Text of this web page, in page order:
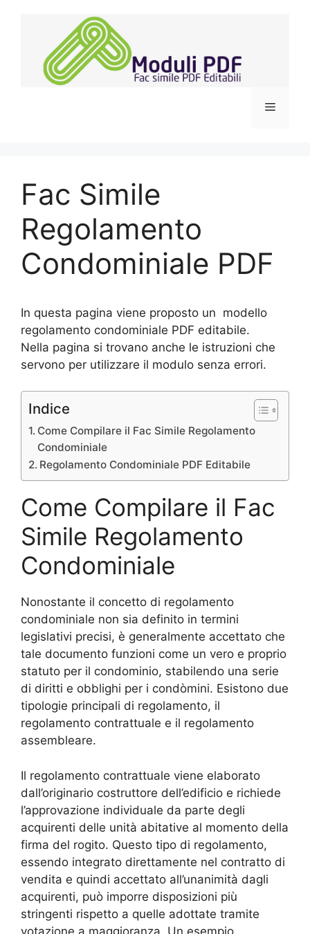
Menu
Fac Simile
Regolamento
Condominiale PDF
In questa pagina viene proposto un modello
regolamento condominiale PDF editabile.
Nella pagina si trovano anche le istruzioni che
servono per utilizzare il modulo senza errori.
Indice
Come Compilare il Fac Simile Regolamento
Condominiale
Regolamento Condominiale PDF Editabile
Come Compilare il Fac
Simile Regolamento
Condominiale
Nonostante il concetto di regolamento
condominiale non sia definito in termini
legislativi precisi, è generalmente accettato che
tale documento funzioni come un vero e proprio
statuto per il condominio, stabilendo una serie
di diritti e obblighi per i condòmini. Esistono due
tipologie principali di regolamento, il
regolamento contrattuale e il regolamento
assembleare.
Il regolamento contrattuale viene elaborato
dall’originario costruttore dell’edificio e richiede
l’approvazione individuale da parte degli
acquirenti delle unità abitative al momento della
firma del rogito. Questo tipo di regolamento,
essendo integrato direttamente nel contratto di
vendita e quindi accettato all’unanimità dagli
acquirenti, può imporre disposizioni più
stringenti rispetto a quelle adottate tramite
votazione a maggioranza. Un esempio